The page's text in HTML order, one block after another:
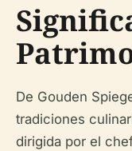
De Gouden
tradiciones
dirigida por el